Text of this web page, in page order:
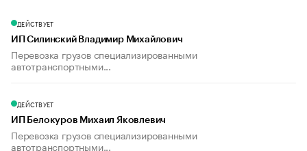
ДЕЙСТВУЕТ
ИП Силинский Владимир Михайлович
Перевозка грузов специализированными
автотранспортными...
ДЕЙСТВУЕТ
ИП Белокуров Михаил Яковлевич
Перевозка грузов специализированными
автотранспортными...